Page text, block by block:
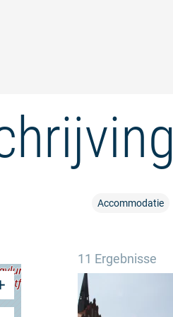
Accommodatie
11 Ergebnisse